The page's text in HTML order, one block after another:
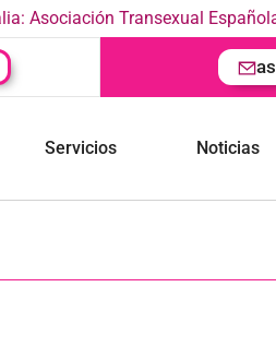
Asociación Transexual
Servicios Noticias